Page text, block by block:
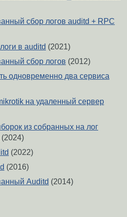
сбор логов auditd + RPC
в auditd (2021)
сбор логов (2012)
одновременно два сервиса
на удаленный сервер
из собранных на лог
(2024)
(2022)
(2016)
Auditd (2014)